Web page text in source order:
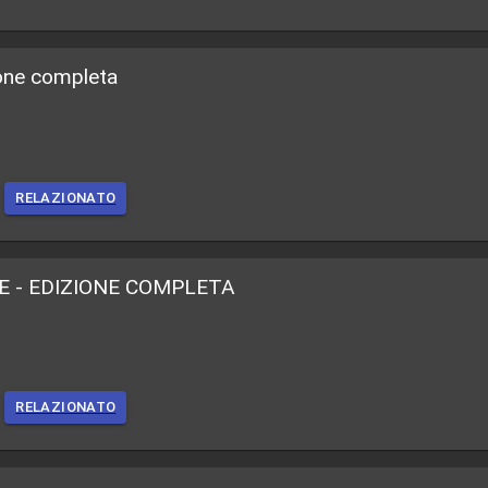
completa
RELAZIONATO
- EDIZIONE COMPLETA
RELAZIONATO